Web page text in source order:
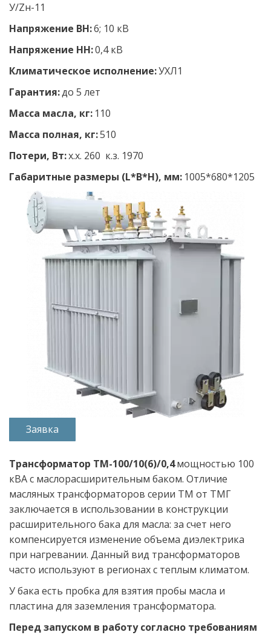
У/Zн-11
Напряжение ВН: 6; 10 кВ
Напряжение НН: 0,4 кВ
Климатическое исполнение: УХЛ1
Гарантия: до 5 лет
Масса масла, кг: 110
Масса полная, кг: 510
Потери, Вт: х.х. 260  к.з. 1970
Габаритные размеры (L*B*H), мм: 1005*680*1205
Заявка
Трансформатор ТМ-100/10(6)/0,4 мощностью 100
кВА с маслорасширительным баком. Отличие
масляных трансформаторов серии ТМ от ТМГ
заключается в использовании в конструкции
расширительного бака для масла: за счет него
компенсируется изменение объема диэлектрика
при нагревании. Данный вид трансформаторов
часто используют в регионах с теплым климатом.
У бака есть пробка для взятия пробы масла и
пластина для заземления трансформатора.
Перед запуском в работу согласно требованиям